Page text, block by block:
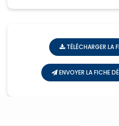
TÉLÉCHARGER LA
ENVOYER LA FICHE